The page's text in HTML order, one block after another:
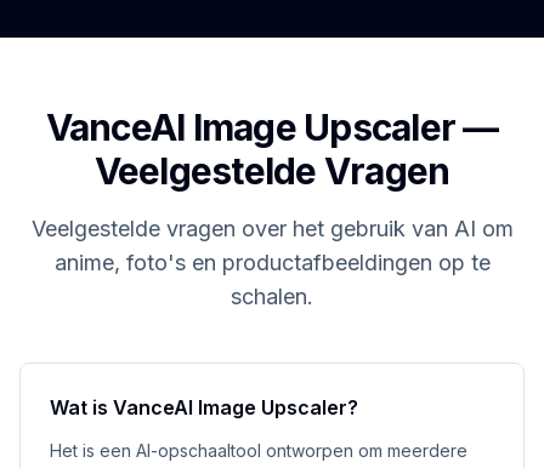
VanceAI Image Upscaler —
Veelgestelde Vragen
Veelgestelde vragen over het gebruik van AI om
anime, foto's en productafbeeldingen op te
schalen.
Wat is VanceAI Image Upscaler?
Het is een AI-opschaaltool ontworpen om meerdere